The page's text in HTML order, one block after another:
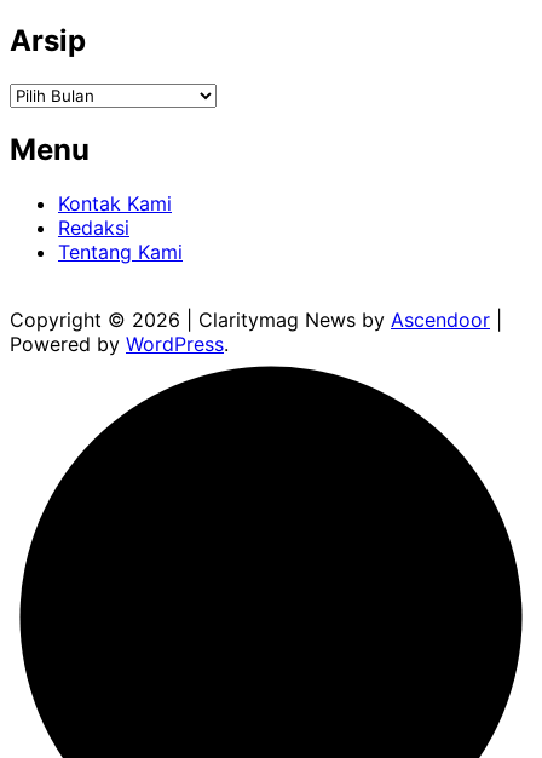
Arsip
Arsip
Menu
Kontak Kami
Redaksi
Tentang Kami
Copyright © 2026 | Claritymag News by Ascendoor
Powered by WordPress.